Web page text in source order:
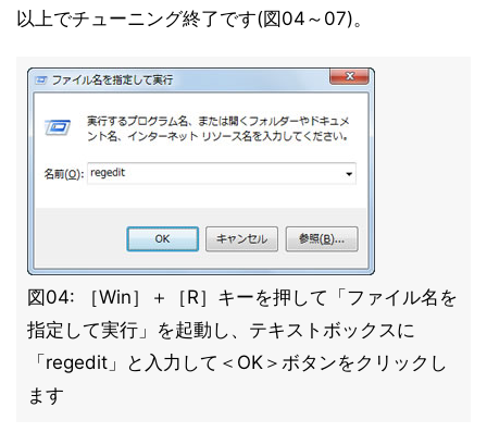
以上でチューニング終了です(図04～07)。
図04: ［Win］＋［R］キーを押して「ファイル名を
指定して実行」を起動し、テキストボックスに
「regedit」と入力して＜OK＞ボタンをクリックし
ます